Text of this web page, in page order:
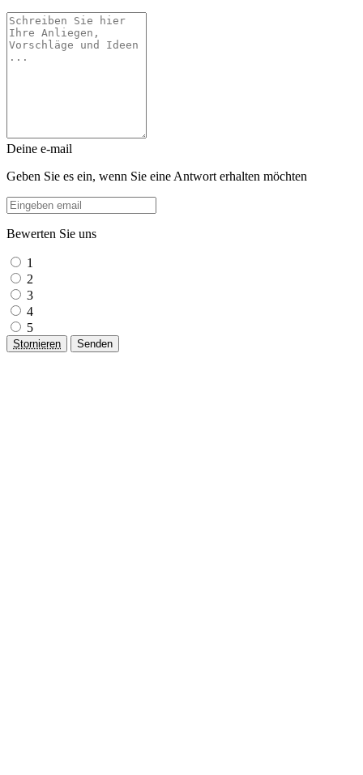
Deine e-mail
Geben Sie es ein, wenn Sie eine Antwort erhalten möchten
Bewerten Sie uns
1
2
3
4
5
Stornieren Senden